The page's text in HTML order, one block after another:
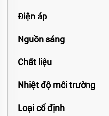
Điện áp
Nguồn sáng
Chất liệu
Nhiệt độ môi trường
Loại cố định